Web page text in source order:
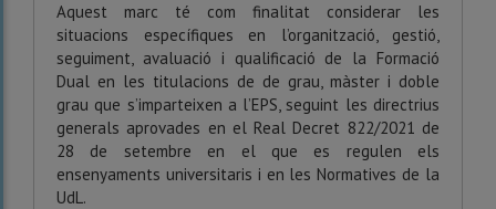
Aquest marc té com finalitat considerar les
situacions específiques en l’organització, gestió,
seguiment, avaluació i qualificació de la Formació
Dual en les titulacions de de grau, màster i doble
grau que s’imparteixen a l’EPS, seguint les directrius
generals aprovades en el Real Decret 822/2021 de
28 de setembre en el que es regulen els
ensenyaments universitaris i en les Normatives de la
UdL.